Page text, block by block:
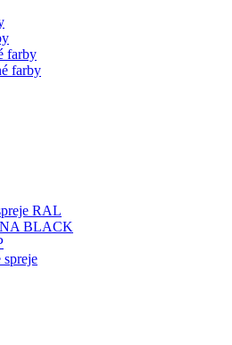
farby
farby
RAL
BLACK
spreje